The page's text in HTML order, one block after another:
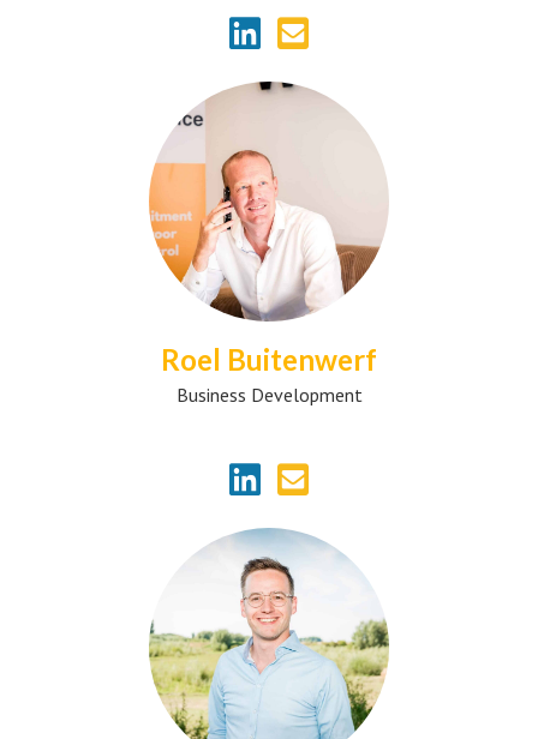
Roel Buitenwerf
Business Development